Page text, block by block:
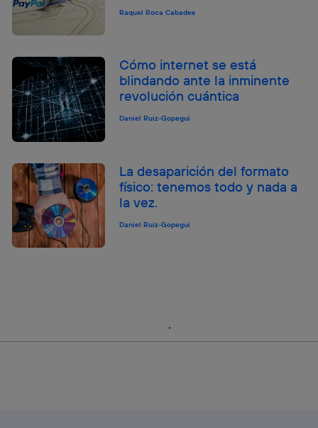
Raquel Roca Cabades
Cómo internet se está
blindando ante la inminente
revolución cuántica
Daniel Ruiz-Gopegui
La desaparición del formato
físico: tenemos todo y nada a
la vez.
Daniel Ruiz-Gopegui